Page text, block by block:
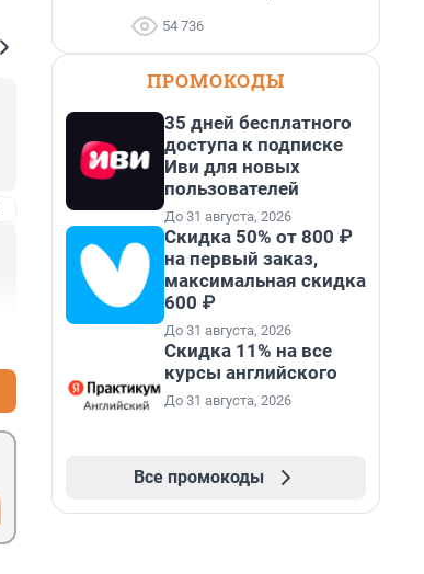
54 736
ПРОМОКОДЫ
35 дней бесплатного
доступа к подписке
Иви для новых
пользователей
До 31 августа, 2026
Скидка 50% от 800 ₽
на первый заказ,
максимальная скидка
600 ₽
До 31 августа, 2026
Скидка 11% на все
курсы английского
До 31 августа, 2026
Все промокоды